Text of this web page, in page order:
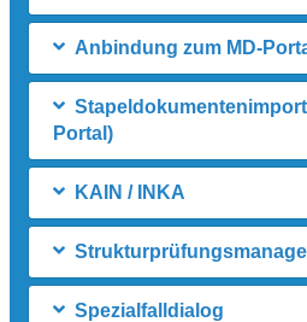
Anbindung zum MD-
Portal)
KAIN / INKA
Spezialfalldialog